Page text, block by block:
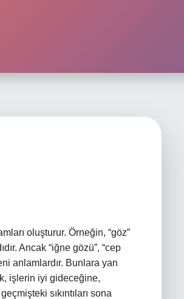
oluşturur. Örneğin, “göz”
Ancak “iğne gözü”, “cep
anlamlardır. Bunlara yan
işlerin iyi gideceğine,
sıkıntıları sona